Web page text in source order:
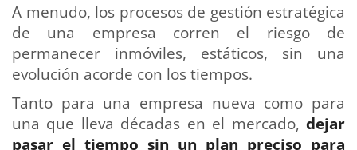
A menudo, los procesos de gestión estratégica
de una empresa corren el riesgo de
permanecer inmóviles, estáticos, sin una
evolución acorde con los tiempos.
Tanto para una empresa nueva como para
una que lleva décadas en el mercado, dejar
pasar el tiempo sin un plan preciso para